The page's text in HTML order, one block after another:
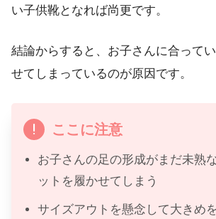
い子供靴となれば尚更です。
結論からすると、お子さんに合って
せてしまっているのが原因です。
ここに注意
お子さんの足の形成がまだ未熟
ットを履かせてしまう
サイズアウトを懸念して大きめ